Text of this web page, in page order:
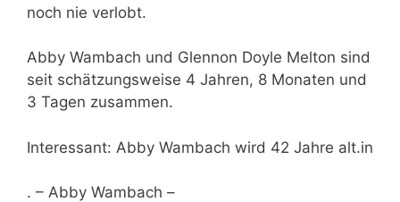
noch nie verlobt.
Abby Wambach und Glennon Doyle Melton sind
seit schätzungsweise 4 Jahren, 8 Monaten und
3 Tagen zusammen.
Interessant: Abby Wambach wird 42 Jahre alt.in
. – Abby Wambach –